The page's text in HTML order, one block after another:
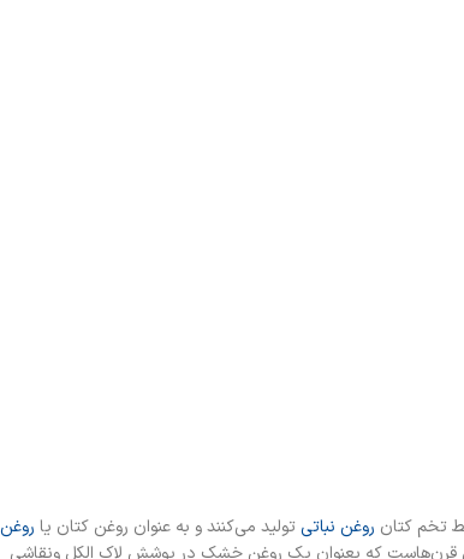
روغن نباتی تولید می‌کنند و به عنوان روغن کتان یا روغن
قرن‌هاست که بعنوان یک روغن خشک در پوشش لاک الکل ونقاشی